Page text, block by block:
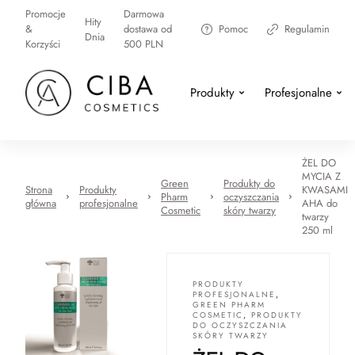
Promocje
&
Korzyści
Hity
Dnia
Darmowa
dostawa od
500 PLN
Pomoc Regulamin
Produkty Profesjonalne
Strona
główna
Produkty
profesjonalne
Green
Pharm
Cosmetic
Produkty do
oczyszczania
skóry twarzy
ŻEL DO
MYCIA Z
KWASAMI
AHA do
twarzy
250 ml
PRODUKTY
PROFESJONALNE ,
GREEN PHARM
COSMETIC , PRODUKTY
DO OCZYSZCZANIA
SKÓRY TWARZY